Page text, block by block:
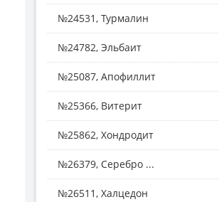
№24531, Турмалин
№24782, Эльбаит
№25087, Апофиллит
№25366, Витерит
№25862, Хондродит
№26379, Серебро ...
№26511, Халцедон